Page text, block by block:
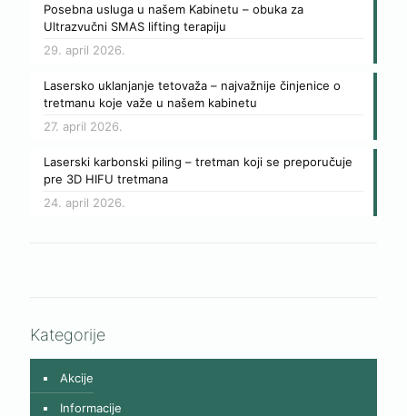
Posebna usluga u našem Kabinetu – obuka za
Ultrazvučni SMAS lifting terapiju
29. april 2026.
Lasersko uklanjanje tetovaža – najvažnije činjenice o
tretmanu koje važe u našem kabinetu
27. april 2026.
Laserski karbonski piling – tretman koji se preporučuje
pre 3D HIFU tretmana
24. april 2026.
Kategorije
Akcije
Informacije